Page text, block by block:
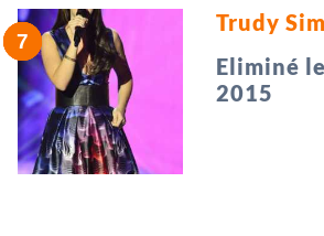
Trudy
Eliminé
2015